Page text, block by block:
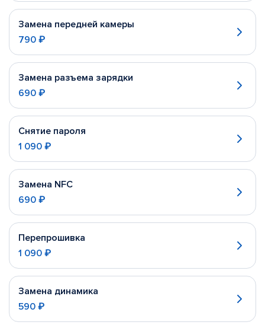
Замена передней камеры
790 ₽
Замена разъема зарядки
690 ₽
Снятие пароля
1 090 ₽
Замена NFC
690 ₽
Перепрошивка
1 090 ₽
Замена динамика
590 ₽